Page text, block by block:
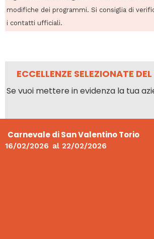
modifiche dei programmi. Si consiglia di
i contatti ufficiali.
ECCELLENZE SELEZIONATE
Se vuoi mettere in evidenza la tua
Carnevale di San Valentino Torio
16/02/2026 al 22/02/2026